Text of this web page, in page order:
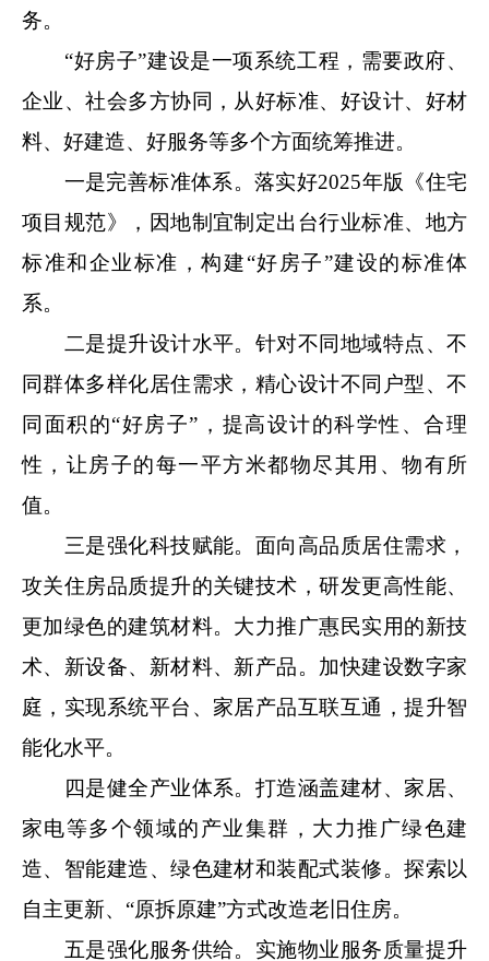
务。
“好房子”建设是一项系统工程，需要政府、
企业、社会多方协同，从好标准、好设计、好材
料、好建造、好服务等多个方面统筹推进。
一是完善标准体系。落实好2025年版《住宅
项目规范》，因地制宜制定出台行业标准、地方
标准和企业标准，构建“好房子”建设的标准体
系。
二是提升设计水平。针对不同地域特点、不
同群体多样化居住需求，精心设计不同户型、不
同面积的“好房子”，提高设计的科学性、合理
性，让房子的每一平方米都物尽其用、物有所
值。
三是强化科技赋能。面向高品质居住需求，
攻关住房品质提升的关键技术，研发更高性能、
更加绿色的建筑材料。大力推广惠民实用的新技
术、新设备、新材料、新产品。加快建设数字家
庭，实现系统平台、家居产品互联互通，提升智
能化水平。
四是健全产业体系。打造涵盖建材、家居、
家电等多个领域的产业集群，大力推广绿色建
造、智能建造、绿色建材和装配式装修。探索以
自主更新、“原拆原建”方式改造老旧住房。
五是强化服务供给。实施物业服务质量提升